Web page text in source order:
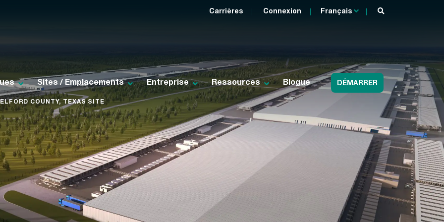
Sites / Emplacements Entreprise Ressources Blogue DÉMARRER
Carrières Connexion Français
COUNTY, TEXAS SITE